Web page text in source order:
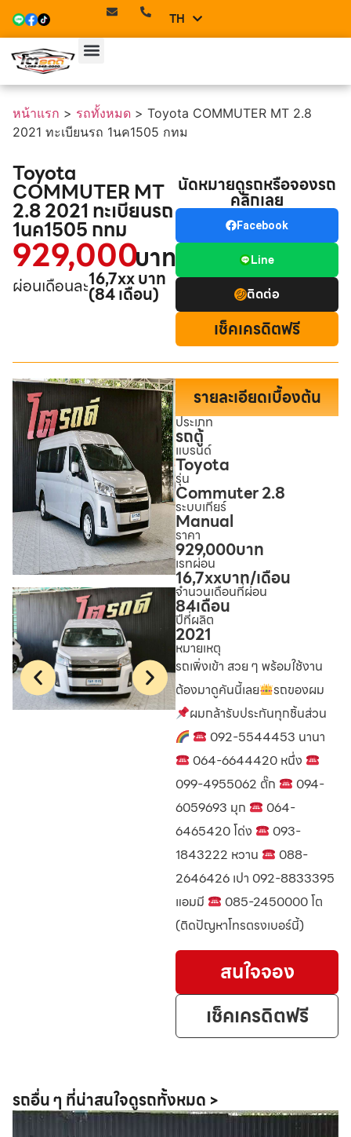
TH
EN
หน้าแรก > รถทั้งหมด > Toyota COMMUTER MT 2.8
2021 ทะเบียนรถ 1นค1505 กทม
Toyota
COMMUTER MT
2.8 2021 ทะเบียนรถ
1นค1505 กทม
929,000บาท
ผ่อนเดือนละ16,7xx บาท
(84 เดือน)
นัดหมายดูรถหรือจองรถ
คลิกเลย
Facebook
Line
ติดต่อ
เช็คเครดิตฟรี
รายละเอียดเบื้องต้น
ประเภท
รถตู้
แบรนด์
Toyota
รุ่น
Commuter 2.8
ระบบเกียร์
Manual
ราคา
929,000บาท
เรทผ่อน
16,7xxบาท/เดือน
จำนวนเดือนที่ผ่อน
84เดือน
ปีที่ผลิต
2021
หมายเหตุ
รถเพิ่งเข้า สวย ๆ พร้อมใช้งาน
ต้องมาดูคันนี้เลย
รถของผม
ผมกล้ารับประกันทุกชิ้นส่วน
092-5544453 นานา
064-6644420 หนึ่ง
099-4955062 ตั๊ก
094-
6059693 มุก
064-
6465420 โด่ง
093-
1843222 หวาน
088-
2646426 เปา 092-8833395
แอมมี
085-2450000 โต
(ติดปัญหาโทรตรงเบอร์นี้)
สนใจจอง
เช็คเครดิตฟรี
รถอื่น ๆ ที่น่าสนใจดูรถทั้งหมด >